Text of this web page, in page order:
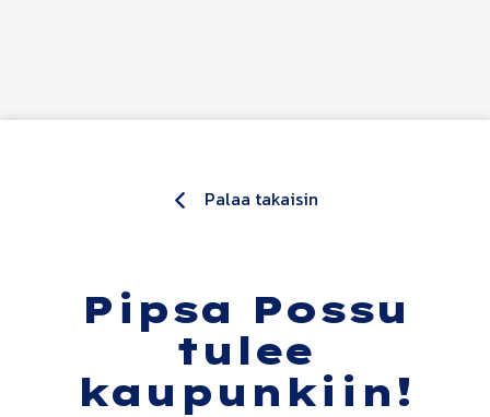
Palaa takaisin
Pipsa Possu
tulee
kaupunkiin!